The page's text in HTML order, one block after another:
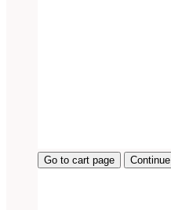
Go to cart page Continue